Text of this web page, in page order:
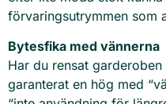
förvaringsutrymmen som
Bytesfika med vännerna
Har du rensat
garanterat en hög med